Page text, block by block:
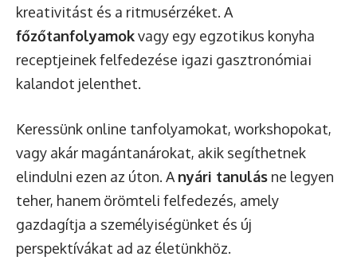
kreativitást és a ritmusérzéket. A
főzőtanfolyamokvagy egy egzotikus konyha
receptjeinek felfedezése igazi gasztronómiai
kalandot jelenthet.
Keressünk online tanfolyamokat, workshopokat,
vagy akár magántanárokat, akik segíthetnek
elindulni ezen az úton. A nyári tanulás ne legyen
teher, hanem örömteli felfedezés, amely
gazdagítja a személyiségünket és új
perspektívákat ad az életünkhöz.